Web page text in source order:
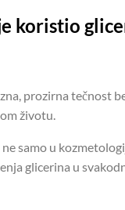
koristio
prozirna tečnost
životu.
samo u
glicerina u